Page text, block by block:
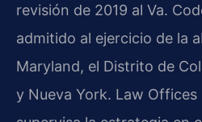
revisión de 2019 al Va.
admitido al ejercicio de la
Maryland, el Distrito de
y Nueva York. Law Offices